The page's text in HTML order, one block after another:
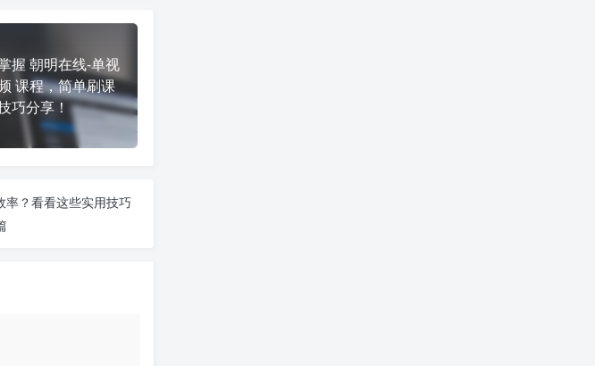
握 朝明在线-单视
课程，简单刷课
巧分享！
率？看看这些实用技巧